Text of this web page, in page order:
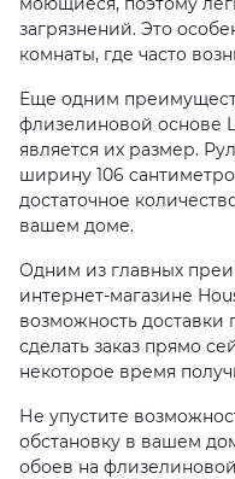
загрязнений. Это
комнаты, где часто
Еще одним
флизелиновой основе
является их размер.
ширину 106
достаточное
вашем доме.
Одним из главных
интернет-магазине
возможность
сделать заказ прямо
некоторое время
Не упустите
обстановку в вашем
обоев на